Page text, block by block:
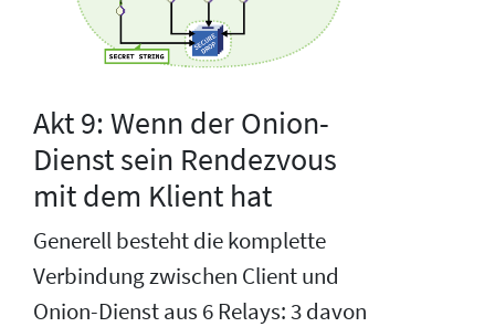
Akt 9: Wenn der Onion-
Dienst sein Rendezvous
mit dem Klient hat
Generell besteht die komplette
Verbindung zwischen Client und
Onion-Dienst aus 6 Relays: 3 davon